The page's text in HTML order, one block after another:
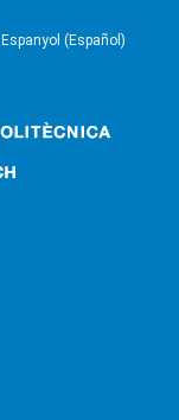
Espanyol (Español)